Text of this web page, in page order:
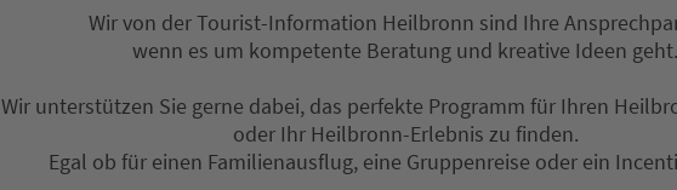
Wir von der Tourist-Information Heilbronn sind Ihre
wenn es um kompetente Beratung und kreative Ideen geht.
Wir unterstützen Sie gerne dabei, das perfekte Programm für Ihren
oder Ihr Heilbronn-Erlebnis zu finden.
Egal ob für einen Familienausflug, eine Gruppenreise oder ein